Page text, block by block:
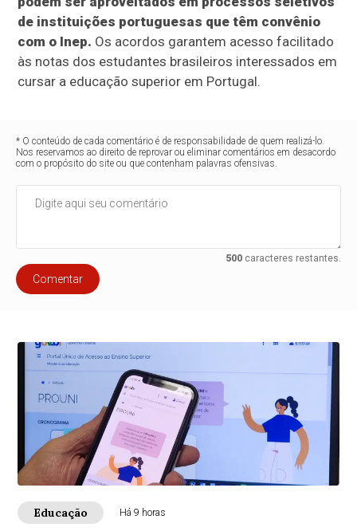
de instituições portuguesas que têm convênio
com o Inep. Os acordos garantem acesso facilitado
às notas dos estudantes brasileiros interessados em
cursar a educação superior em Portugal.
* O conteúdo de cada comentário é de responsabilidade de quem realizá-lo.
Nos reservamos ao direito de reprovar ou eliminar comentários em desacordo
com o propósito do site ou que contenham palavras ofensivas.
500caracteres restantes.
Comentar
Educação Há 9 horas